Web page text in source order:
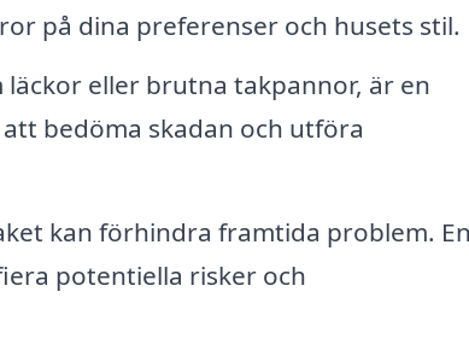
på dina preferenser och husets stil.
eller brutna takpannor, är en
bedöma skadan och utföra
kan förhindra framtida problem. En
potentiella risker och